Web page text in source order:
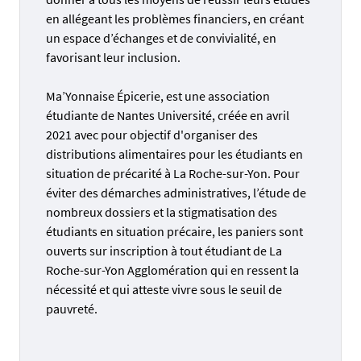
en allégeant les problèmes financiers, en créant
un espace d’échanges et de convivialité, en
favorisant leur inclusion.
Ma’Yonnaise Épicerie, est une association
étudiante de Nantes Université, créée en avril
2021 avec pour objectif d'organiser des
distributions alimentaires pour les étudiants en
situation de précarité à La Roche-sur-Yon. Pour
éviter des démarches administratives, l’étude de
nombreux dossiers et la stigmatisation des
étudiants en situation précaire, les paniers sont
ouverts sur inscription à tout étudiant de La
Roche-sur-Yon Agglomération qui en ressent la
nécessité et qui atteste vivre sous le seuil de
pauvreté.